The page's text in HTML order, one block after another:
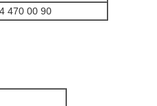
470 00 90